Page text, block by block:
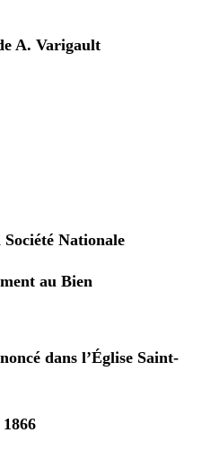
A. Varigault
Société Nationale
au Bien
dans l’Église Saint-